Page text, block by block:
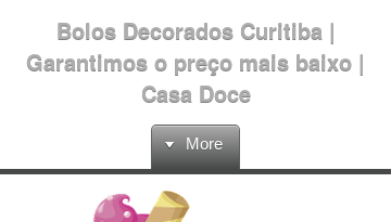
Bolos Decorados Curitiba |
Garantimos o preço mais baixo |
Casa Doce
More